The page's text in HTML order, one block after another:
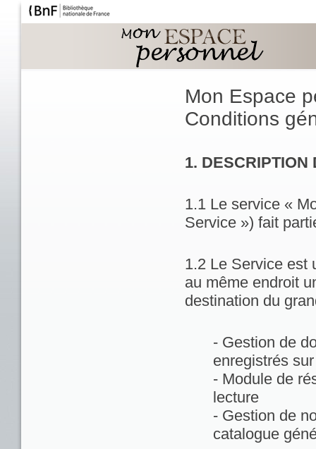
Mon Espace
Conditions
1. DESCRIPTION
1.1 Le service «
Service ») fait
1.2 Le Service est
au même endroit
destination du
- Gestion de
enregistrés
- Module de
lecture
- Gestion de
catalogue